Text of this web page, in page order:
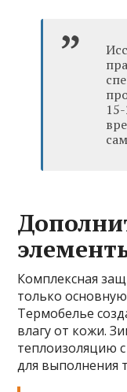
Комплексная
только
Термобелье
влагу от кожи.
теплоизоляцию
для выполнения